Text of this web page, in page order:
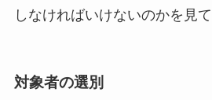
しなければいけないのかを見て
対象者の選別